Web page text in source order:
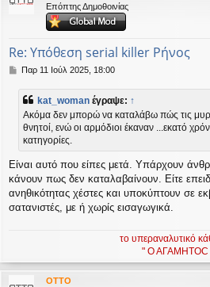
Επόπτης Δημοθοινίας
Re: Υπόθεση serial killer Ρήνος
Δ
μ
σ
υ
σ
η
Παρ 11 Ιούλ 2025, 18:00
kat_woman έγραψε: ↑
Ακόμα δεν μπορώ να καταλάβω πώς τις
θνητοί, ενώ οι αρμόδιοι έκαναν ...εκατό
κατηγορίες.
Είναι αυτό που είπες μετά. Υπάρχουν
κάνουν πως δεν καταλαβαίνουν. Είτε
ανηθικότητας χέστες και υποκύπτουν σε
σατανιστές, με ή χωρίς εισαγωγικά.
το υπεραναλυτικό
" Ο ΑΓΑΜΗΤΟC
OTTO